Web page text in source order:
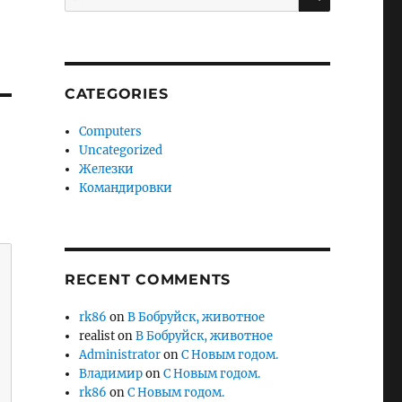
for:
CATEGORIES
Computers
Uncategorized
Железки
Командировки
RECENT COMMENTS
rk86 onВ Бобруйск, животное
realistonВ Бобруйск, животное
AdministratoronС Новым годом.
ВладимирonС Новым годом.
rk86 onС Новым годом.